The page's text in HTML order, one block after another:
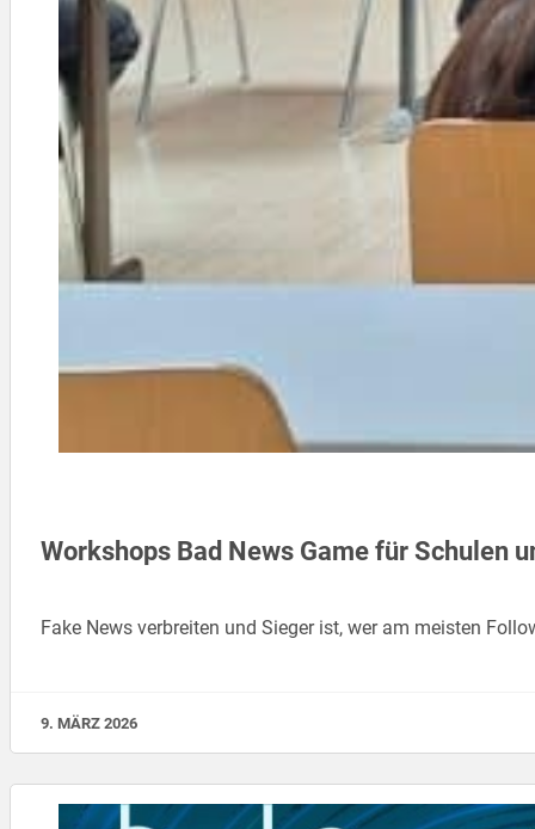
Workshops Bad News Game für Schulen
Fake News verbreiten und Sieger ist, wer am meisten
9. MÄRZ 2026